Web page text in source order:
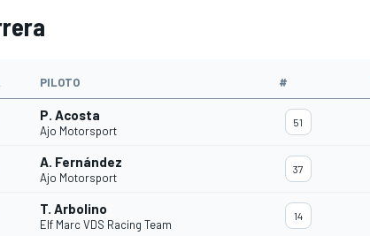
PILOTO #
P. Acosta
Ajo Motorsport
51
A. Fernández
Ajo Motorsport
37
T. Arbolino
Elf Marc VDS Racing Team
14